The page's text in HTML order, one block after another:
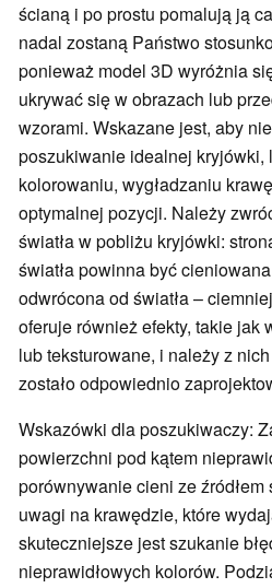
ścianą i po prostu pomalują ją
nadal zostaną Państwo
ponieważ model 3D wyróżnia
ukrywać się w obrazach lub
wzorami. Wskazane jest, aby
poszukiwanie idealnej kryjówki,
kolorowaniu, wygładzaniu
optymalnej pozycji. Należy
światła w pobliżu kryjówki:
światła powinna być
odwrócona od światła –
oferuje również efekty, takie jak
lub teksturowane, i należy z
zostało odpowiednio
Wskazówki dla poszukiwaczy:
powierzchni pod kątem
porównywanie cieni ze źródłem
uwagi na krawędzie, które
skuteczniejsze jest szukanie
nieprawidłowych kolorów.